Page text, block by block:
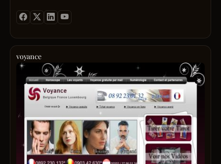
voyance